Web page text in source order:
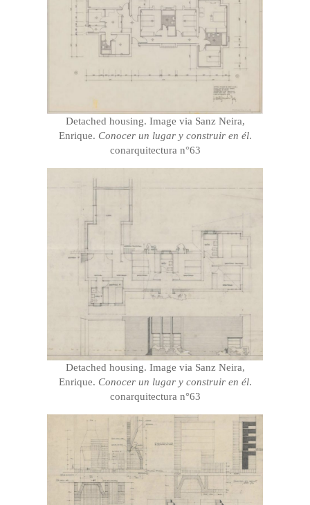
Detached housing. Image via Sanz Neira,
Enrique. Conocer un lugar y construir en él.
conarquitectura n°63
Detached housing. Image via Sanz Neira,
Enrique. Conocer un lugar y construir en él.
conarquitectura n°63